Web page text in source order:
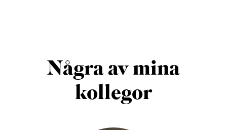
Några av mina
kollegor